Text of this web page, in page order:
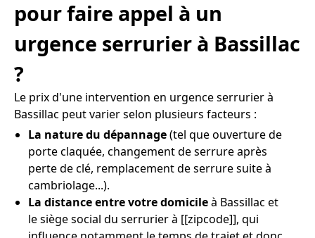
pour faire appel à un
urgence serrurier à Bassillac
?
Le prix d'une intervention en urgence serrurier à
Bassillac peut varier selon plusieurs facteurs :
La nature du dépannage(tel que ouverture de
porte claquée, changement de serrure après
perte de clé, remplacement de serrure suite à
cambriolage...).
La distance entre votre domicileà Bassillac et
le siège social du serrurier à [[zipcode]], qui